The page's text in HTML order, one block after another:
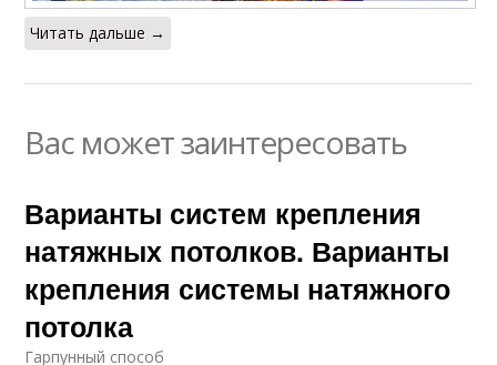
Читать дальше →
Вас может заинтересовать
Варианты систем крепления
натяжных потолков. Варианты
крепления системы натяжного
потолка
Гарпунный способ